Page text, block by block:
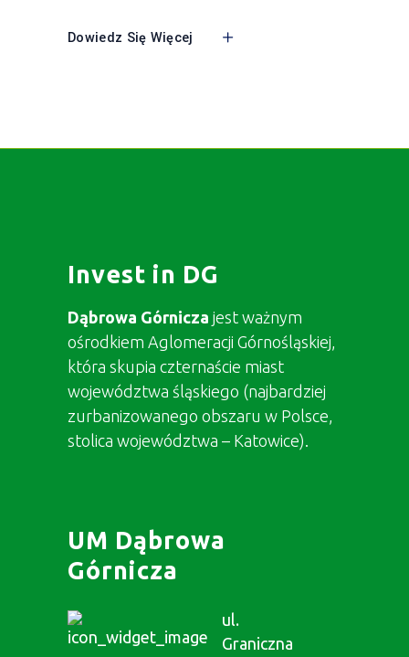
Dowiedz Się Więcej
Invest in DG
Dąbrowa Górnicza jest ważnym
ośrodkiem Aglomeracji Górnośląskiej,
która skupia czternaście miast
województwa śląskiego (najbardziej
zurbanizowanego obszaru w Polsce,
stolica województwa – Katowice).
UM Dąbrowa
Górnicza
ul.
Graniczna